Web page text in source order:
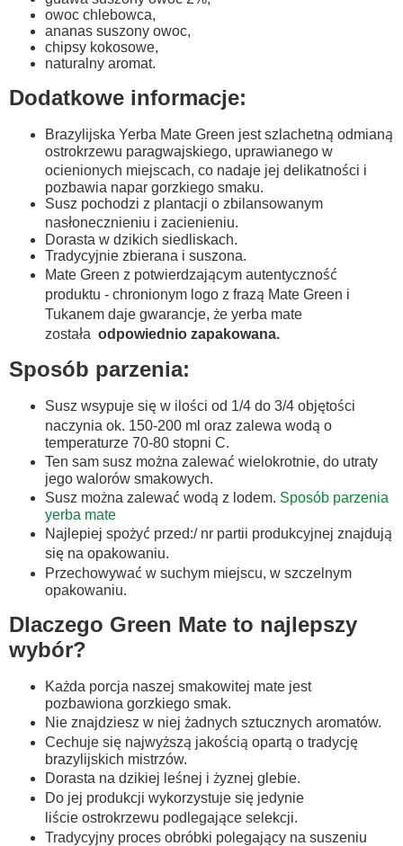
owoc chlebowca,
ananas suszony owoc,
chipsy kokosowe,
naturalny aromat.
Dodatkowe informacje:
Brazylijska Yerba Mate Green jest szlachetną odmianą
ostrokrzewu paragwajskiego, uprawianego w
ocienionych miejscach, co nadaje jej delikatności i
pozbawia napar gorzkiego smaku.
Susz pochodzi z plantacji o zbilansowanym
nasłonecznieniu i zacienieniu.
Dorasta w dzikich siedliskach.
Tradycyjnie zbierana i suszona.
Mate Green z potwierdzającym autentyczność
produktu - chronionym logo z frazą Mate Green i
Tukanem daje gwarancje, że yerba mate
została odpowiednio zapakowana.
Sposób parzenia:
Susz wsypuje się w ilości od 1/4 do 3/4 objętości
naczynia ok. 150-200 ml oraz zalewa wodą o
temperaturze 70-80 stopni C.
Ten sam susz można zalewać wielokrotnie, do utraty
jego walorów smakowych.
Susz można zalewać wodą z lodem. Sposób parzenia
yerba mate
Najlepiej spożyć przed:/ nr partii produkcyjnej znajdują
się na opakowaniu.
Przechowywać w suchym miejscu, w szczelnym
opakowaniu.
Dlaczego Green Mate to najlepszy
wybór?
Każda porcja naszej smakowitej mate jest
pozbawiona gorzkiego smak.
Nie znajdziesz w niej żadnych sztucznych aromatów.
Cechuje się najwyższą jakością opartą o tradycję
brazylijskich mistrzów.
Dorasta na dzikiej leśnej i żyznej glebie.
Do jej produkcji wykorzystuje się jedynie
liście ostrokrzewu podlegające selekcji.
Tradycyjny proces obróbki polegający na suszeniu